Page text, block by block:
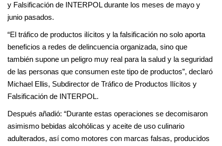
y Falsificación de INTERPOL durante los meses de mayo y
junio pasados.
“El tráfico de productos ilícitos y la falsificación no solo aporta
beneficios a redes de delincuencia organizada, sino que
también supone un peligro muy real para la salud y la seguridad
de las personas que consumen este tipo de productos”, declaró
Michael Ellis, Subdirector de Tráfico de Productos Ilícitos y
Falsificación de INTERPOL.
Después añadió: “Durante estas operaciones se decomisaron
asimismo bebidas alcohólicas y aceite de uso culinario
adulterados, así como motores con marcas falsas, producidos